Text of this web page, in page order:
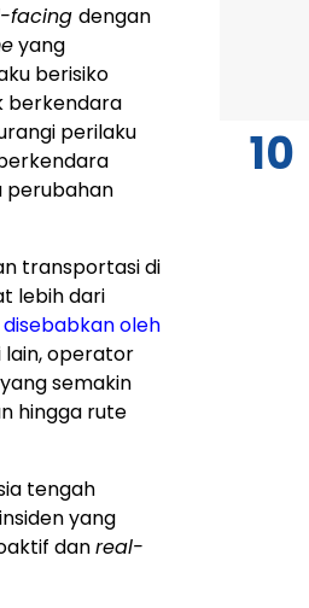
facing dengan
yang
berisiko
berkendara
perilaku
perubahan
transportasi di
lebih dari
disebabkan oleh
lain, operator
semakin
hingga rute
tengah
yang
danreal-